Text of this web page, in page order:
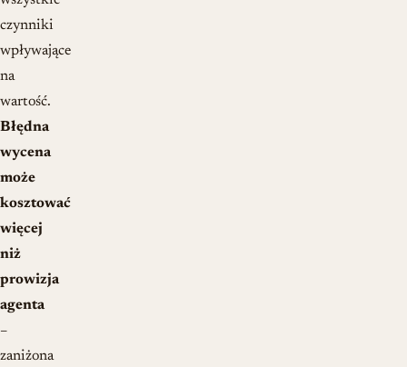
czynniki
wpływające
na
wartość.
Błędna
wycena
może
kosztować
więcej
niż
prowizja
agenta
–
zaniżona